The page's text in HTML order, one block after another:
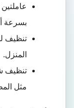
بسرعة
المنزل.
تنظيف
مثل